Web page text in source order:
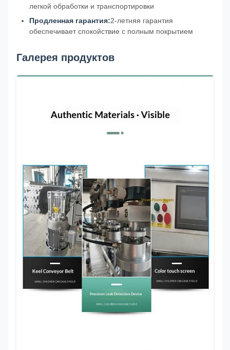
легкой обработки и транспортировки
Продленная гарантия:2-летняя гарантия
обеспечивает спокойствие с полным покрытием
Галерея продуктов